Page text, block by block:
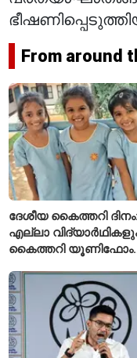
From around
ദേശീയ കൈത്തറി ദിനം:
എല്ലാ
കൈത്തറി യൂണിഫോം
സ്കൂൾ വേറിട്ട മാതൃക